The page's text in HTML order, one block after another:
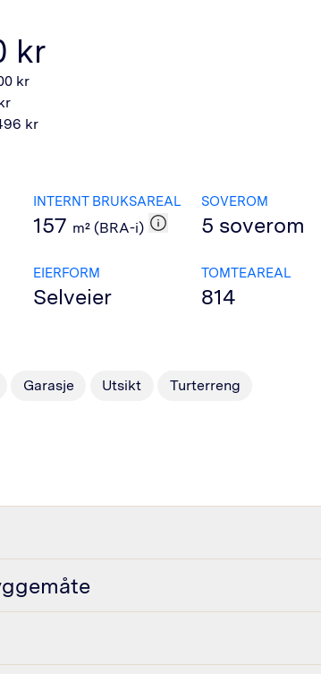
kr
kr
kr
INTERNT BRUKSAREAL
157 m² (BRA-i)
SOVEROM
5 soverom
EIERFORM
Selveier
TOMTEAREAL
814
Garasje Utsikt Turterreng